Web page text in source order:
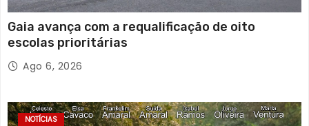
Gaia avança com a requalificação de oito
escolas prioritárias
Ago 6, 2026
NOTÍCIAS